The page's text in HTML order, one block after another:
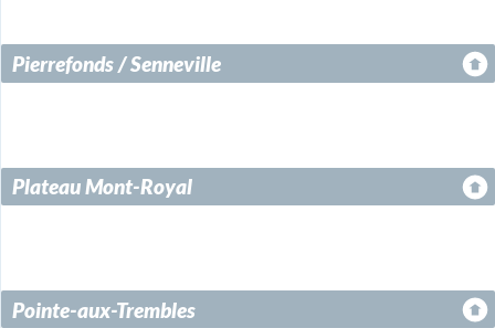
Pierrefonds / Senneville
Plateau Mont-Royal
Pointe-aux-Trembles